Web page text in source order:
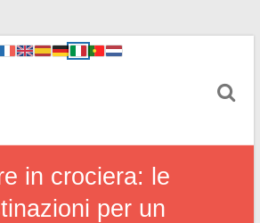
in crociera: le
per un